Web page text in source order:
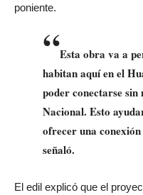
poniente.
“Esta obra va a
habitan aquí en el
poder conectarse
Nacional. Esto
ofrecer una
señaló.
El edil explicó que el